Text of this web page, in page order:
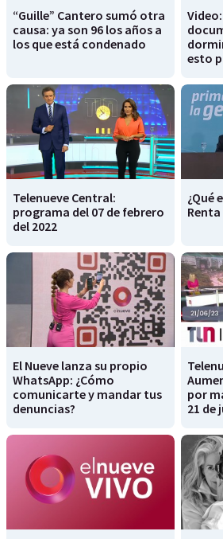
“Guille” Cantero sumó otra
causa: ya son 96 los años a
los que está condenado
esto
Telenueve Central:
programa del 07 de febrero
del 2022
¿Qué
El Nueve lanza su propio
WhatsApp: ¿Cómo
comunicarte y mandar tus
denuncias?
por
21 de